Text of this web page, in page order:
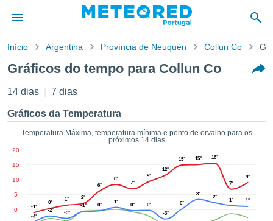
da
foi
por
para
que as
a este
das
e
Início Argentina Província de Neuquén Collun Co
Gráficos do tempo para Collun Co
14 dias 7 dias
Gráficos da Temperatura
Temperatura Máxima, temperatura mínima e ponto de orvalho para os
próximos 14 dias
0
5
10
15
20
-1°
0°
1° 2°
6°
8°
7°
9°
12°
15° 15° 16°
7°
9°
-4°
-2° -3°
-1° 0°
1°
0°
0°
-3°
0°
3°
2°
1° 1°